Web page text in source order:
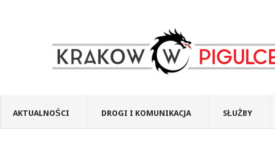
AKTUALNOŚCI DROGI I KOMUNIKACJA SŁUŻBY